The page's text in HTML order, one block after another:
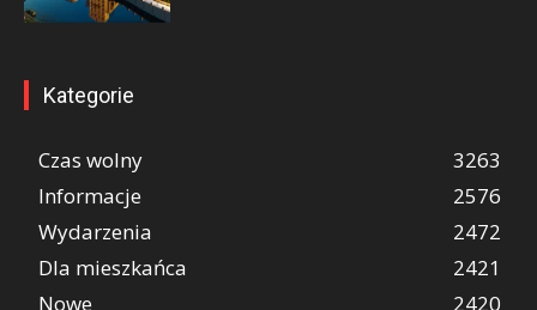
Kategorie
Czas wolny
3263
Informacje
2576
Wydarzenia
2472
Dla mieszkańca
2421
Nowe
2420